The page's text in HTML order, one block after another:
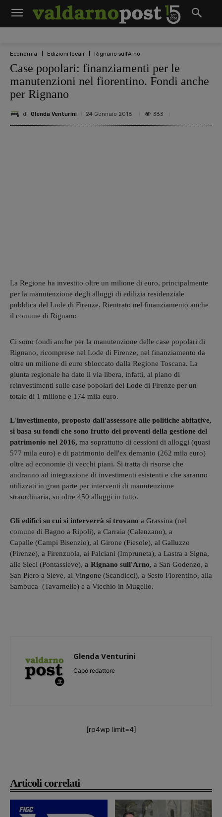
Economia Edizioni locali Rignano sull'Arno
Case popolari: finanziamenti per le
manutenzioni nel fiorentino. Fondi anche
per Rignano
di Glenda Venturini 24 Gennaio 2018 383
Articoli correlati
La Regione ha investito oltre un milione di euro, principalmente
per la manutenzione degli alloggi di edilizia residenziale
pubblica del Lode di Firenze. Rientrato nel finanziamento anche
il comune di Rignano
Ci sono fondi anche per la manutenzione delle case popolari di
Rignano, ricomprese nel Lode di Firenze, nel finanziamento da
oltre un milione di euro sbloccato dalla Regione Toscana. La
giunta regionale ha dato il via libera, infatti, al piano di
reinvestimenti sulle case popolari del Lode di Firenze per un
totale di 1 milione e 174 mila euro.
L'investimento, proposto dall'assessore alle politiche abitative,
si basa su fondi che sono frutto dei proventi della gestione del
patrimonio nel 2016, ma soprattutto di cessioni di alloggi (quasi
577 mila euro) e di patrimonio dell'ex demanio (262 mila euro)
oltre ad economie di vecchi piani. Si tratta di risorse che
andranno ad integrazione di investimenti esistenti e che saranno
utilizzati in gran parte per interventi di manutenzione
straordinaria, su oltre 450 alloggi in tutto.
Gli edifici su cui si interverrà si trovano a Grassina (nel
comune di Bagno a Ripoli), a Carraia (Calenzano), a
Capalle (Campi Bisenzio), al Girone (Fiesole), al Galluzzo
(Firenze), a Firenzuola, ai Falciani (Impruneta), a Lastra a Signa,
alle Sieci (Pontassieve), a Rignano sull'Arno, a San Godenzo, a
San Piero a Sieve, al Vingone (Scandicci), a Sesto Fiorentino, alla
Sambuca (Tavarnelle) e a Vicchio in Mugello.
Glenda Venturini
Capo redattore
[rp4wp limit=4]